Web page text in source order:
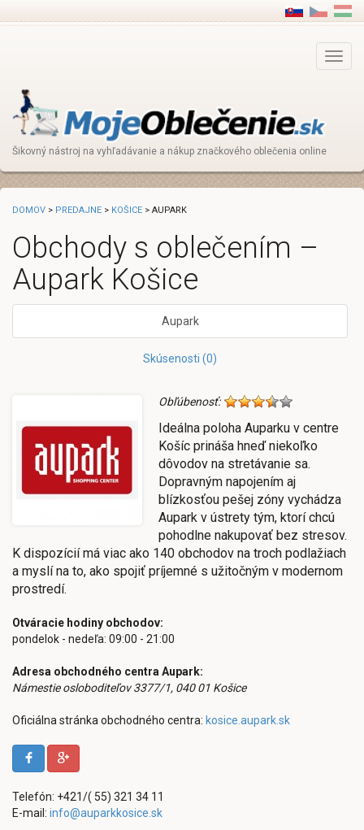
Main
Menu
Šikovný nástroj na vyhľadávanie a nákup značkového oblečenia online
DOMOV > PREDAJNE > KOŠICE > AUPARK
Obchody s oblečením –
Aupark Košice
Aupark
Skúsenosti (0)
Obľúbenosť:
Ideálna poloha Auparku v centre
Košíc prináša hneď niekoľko
dôvodov na stretávanie sa.
Dopravným napojením aj
blízkosťou pešej zóny vychádza
Aupark v ústrety tým, ktorí chcú
pohodlne nakupovať bez stresov.
K dispozícií má viac ako 140 obchodov na troch podlažiach
a myslí na to, ako spojiť príjemné s užitočným v modernom
prostredí.
Otváracie hodiny obchodov:
pondelok - nedeľa: 09:00 - 21:00
Adresa obchodného centra Aupark:
Námestie osloboditeľov 3377/1, 040 01 Košice
Oficiálna stránka obchodného centra: kosice.aupark.sk
Telefón: +421/( 55) 321 34 11
E-mail: info@auparkkosice.sk